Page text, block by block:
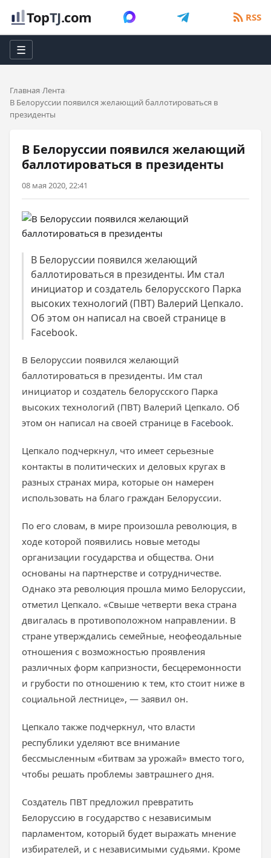
TopTJ.com RSS
☰
Главная Лента
В Белоруссии появился желающий баллотироваться в
президенты
В Белоруссии появился желающий
баллотироваться в президенты
08 мая 2020, 22:41
В Белоруссии появился желающий
баллотироваться в президенты. Им стал
инициатор и создатель белорусского Парка
высоких технологий (ПВТ) Валерий Цепкало.
Об этом он написал на своей странице в
Facebook.
В Белоруссии появился желающий
баллотироваться в президенты. Им стал
инициатор и создатель белорусского Парка
высоких технологий (ПВТ) Валерий Цепкало. Об
этом он написал на своей странице в Facebook.
Цепкало подчеркнул, что имеет серьезные
контакты в политических и деловых кругах в
разных странах мира, которые он намерен
использовать на благо граждан Белоруссии.
По его словам, в мире произошла революция, в
ходе которой появились новые методы
организации государства и общества. Они
основаны на партнерстве и сотрудничестве.
Однако эта революция прошла мимо Белоруссии,
отметил Цепкало. «Свыше четверти века страна
двигалась в противоположном направлении. В
стране утверждались семейные, неофеодальные
отношения с возможностью проявления
различных форм капризности, бесцеремонности
и грубости по отношению к тем, кто стоит ниже в
социальной лестнице», — заявил он.
Цепкало также подчеркнул, что власти
республики уделяют все внимание
бессмысленным «битвам за урожай» вместо того,
чтобы решать проблемы завтрашнего дня.
Создатель ПВТ предложил превратить
Белоруссию в государство с независимым
парламентом, который будет выражать мнение
избирателей, и с независимыми судьями. Кроме